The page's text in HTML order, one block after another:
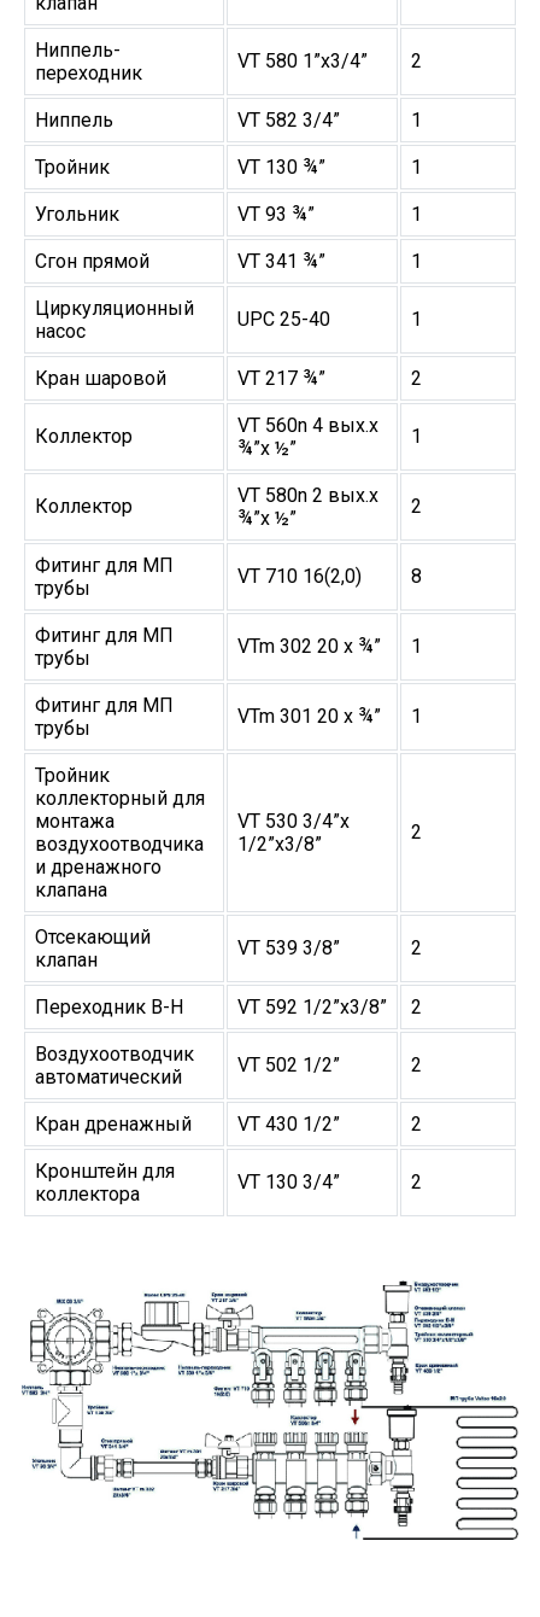
Ниппель-
переходник
VT 580 1”х3/4” 2
Ниппель VT 582 3/4” 1
Тройник VT 130 ¾” 1
Угольник VT 93 ¾” 1
Сгон прямой VT 341 ¾” 1
Циркуляционный
насос
UPC 25-40 1
Кран шаровой VT 217 ¾” 2
Коллектор
VT 560n 4 вых.х
¾”х ½”
1
Коллектор
VT 580n 2 вых.х
¾”х ½”
2
Фитинг для МП
трубы
VT 710 16(2,0) 8
Фитинг для МП
трубы
VTm 302 20 х ¾” 1
Фитинг для МП
трубы
VTm 301 20 х ¾” 1
Тройник
коллекторный для
монтажа
воздухоотводчика
и дренажного
клапана
VT 530 3/4”х
1/2”х3/8”
2
Отсекающий
клапан
VT 539 3/8” 2
Переходник В-Н VT 592 1/2”х3/8” 2
Воздухоотводчик
автоматический
VT 502 1/2” 2
Кран дренажный VT 430 1/2” 2
Кронштейн для
коллектора
VT 130 3/4” 2